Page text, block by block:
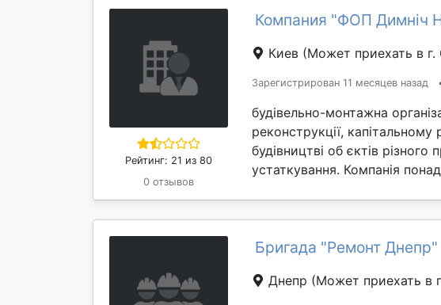
Рейтинг: 21 из 80
0 отзывов
Компания "ФОП Димніч
Киев (Может приехать в
Зарегистрирован 11 месяцев назад
будівельно-монтажна
реконструкції,
будівництві об єктів
устаткування. Компанія
Бригада "Ремонт Днепр"
Днепр (Может приехать в